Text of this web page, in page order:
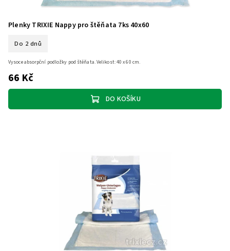
Plenky TRIXIE Nappy pro štěňata 7ks 40x60
Do 2 dnů
66 Kč
DO KOŠÍKU
Vysoce absorpční podložky pod štěňata. Velikost: 40 x 60 cm.